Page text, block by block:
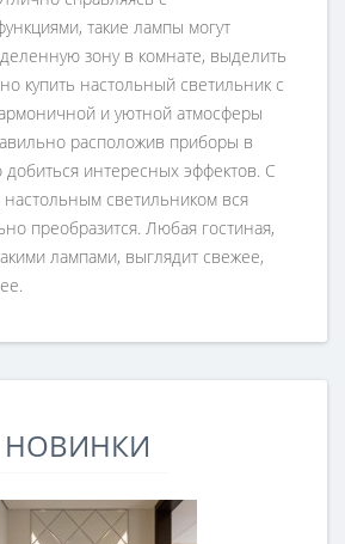
такие лампы могут
зону в комнате, выделить
купить настольный светильник с
и уютной атмосферы
расположив приборы в
интересных эффектов. С
светильником вся
преобразится. Любая гостиная,
лампами, выглядит свежее,
НОВИНКИ